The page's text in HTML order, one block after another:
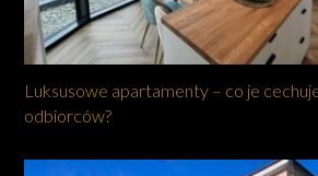
Luksusowe apartamenty – co je
odbiorców?